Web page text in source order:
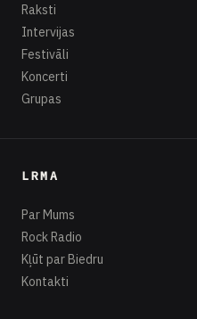
Raksti
Intervijas
Festivāli
Koncerti
Grupas
LRMA
Par Mums
Rock Radio
Kļūt par Biedru
Kontakti